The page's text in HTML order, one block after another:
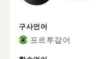
구사언어
포르투갈어